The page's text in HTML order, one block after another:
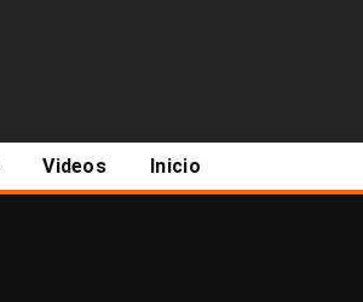
Videos Inicio